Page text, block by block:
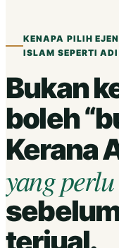
KENAPA PILIH
ISLAM SEPERTI ADI
Bukan
boleh
Kerana
yang